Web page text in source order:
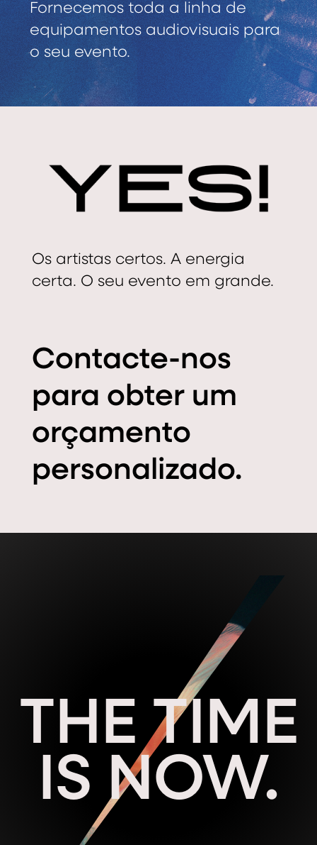
Fornecemos toda a linha de
equipamentos audiovisuais para
o seu evento.
Os artistas certos. A energia
certa. O seu evento em grande.
Contacte-nos
para obter um
orçamento
personalizado.
THE TIME
IS NOW.